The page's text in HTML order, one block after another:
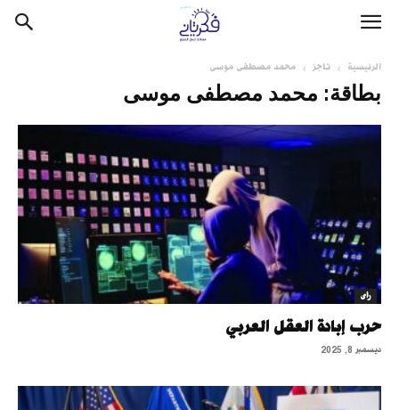
الرئيسية تاجز محمد مصطفى موسى
بطاقة: محمد مصطفى موسى
رأى
حرب إبادة العقل العربي
ديسمبر 8, 2025